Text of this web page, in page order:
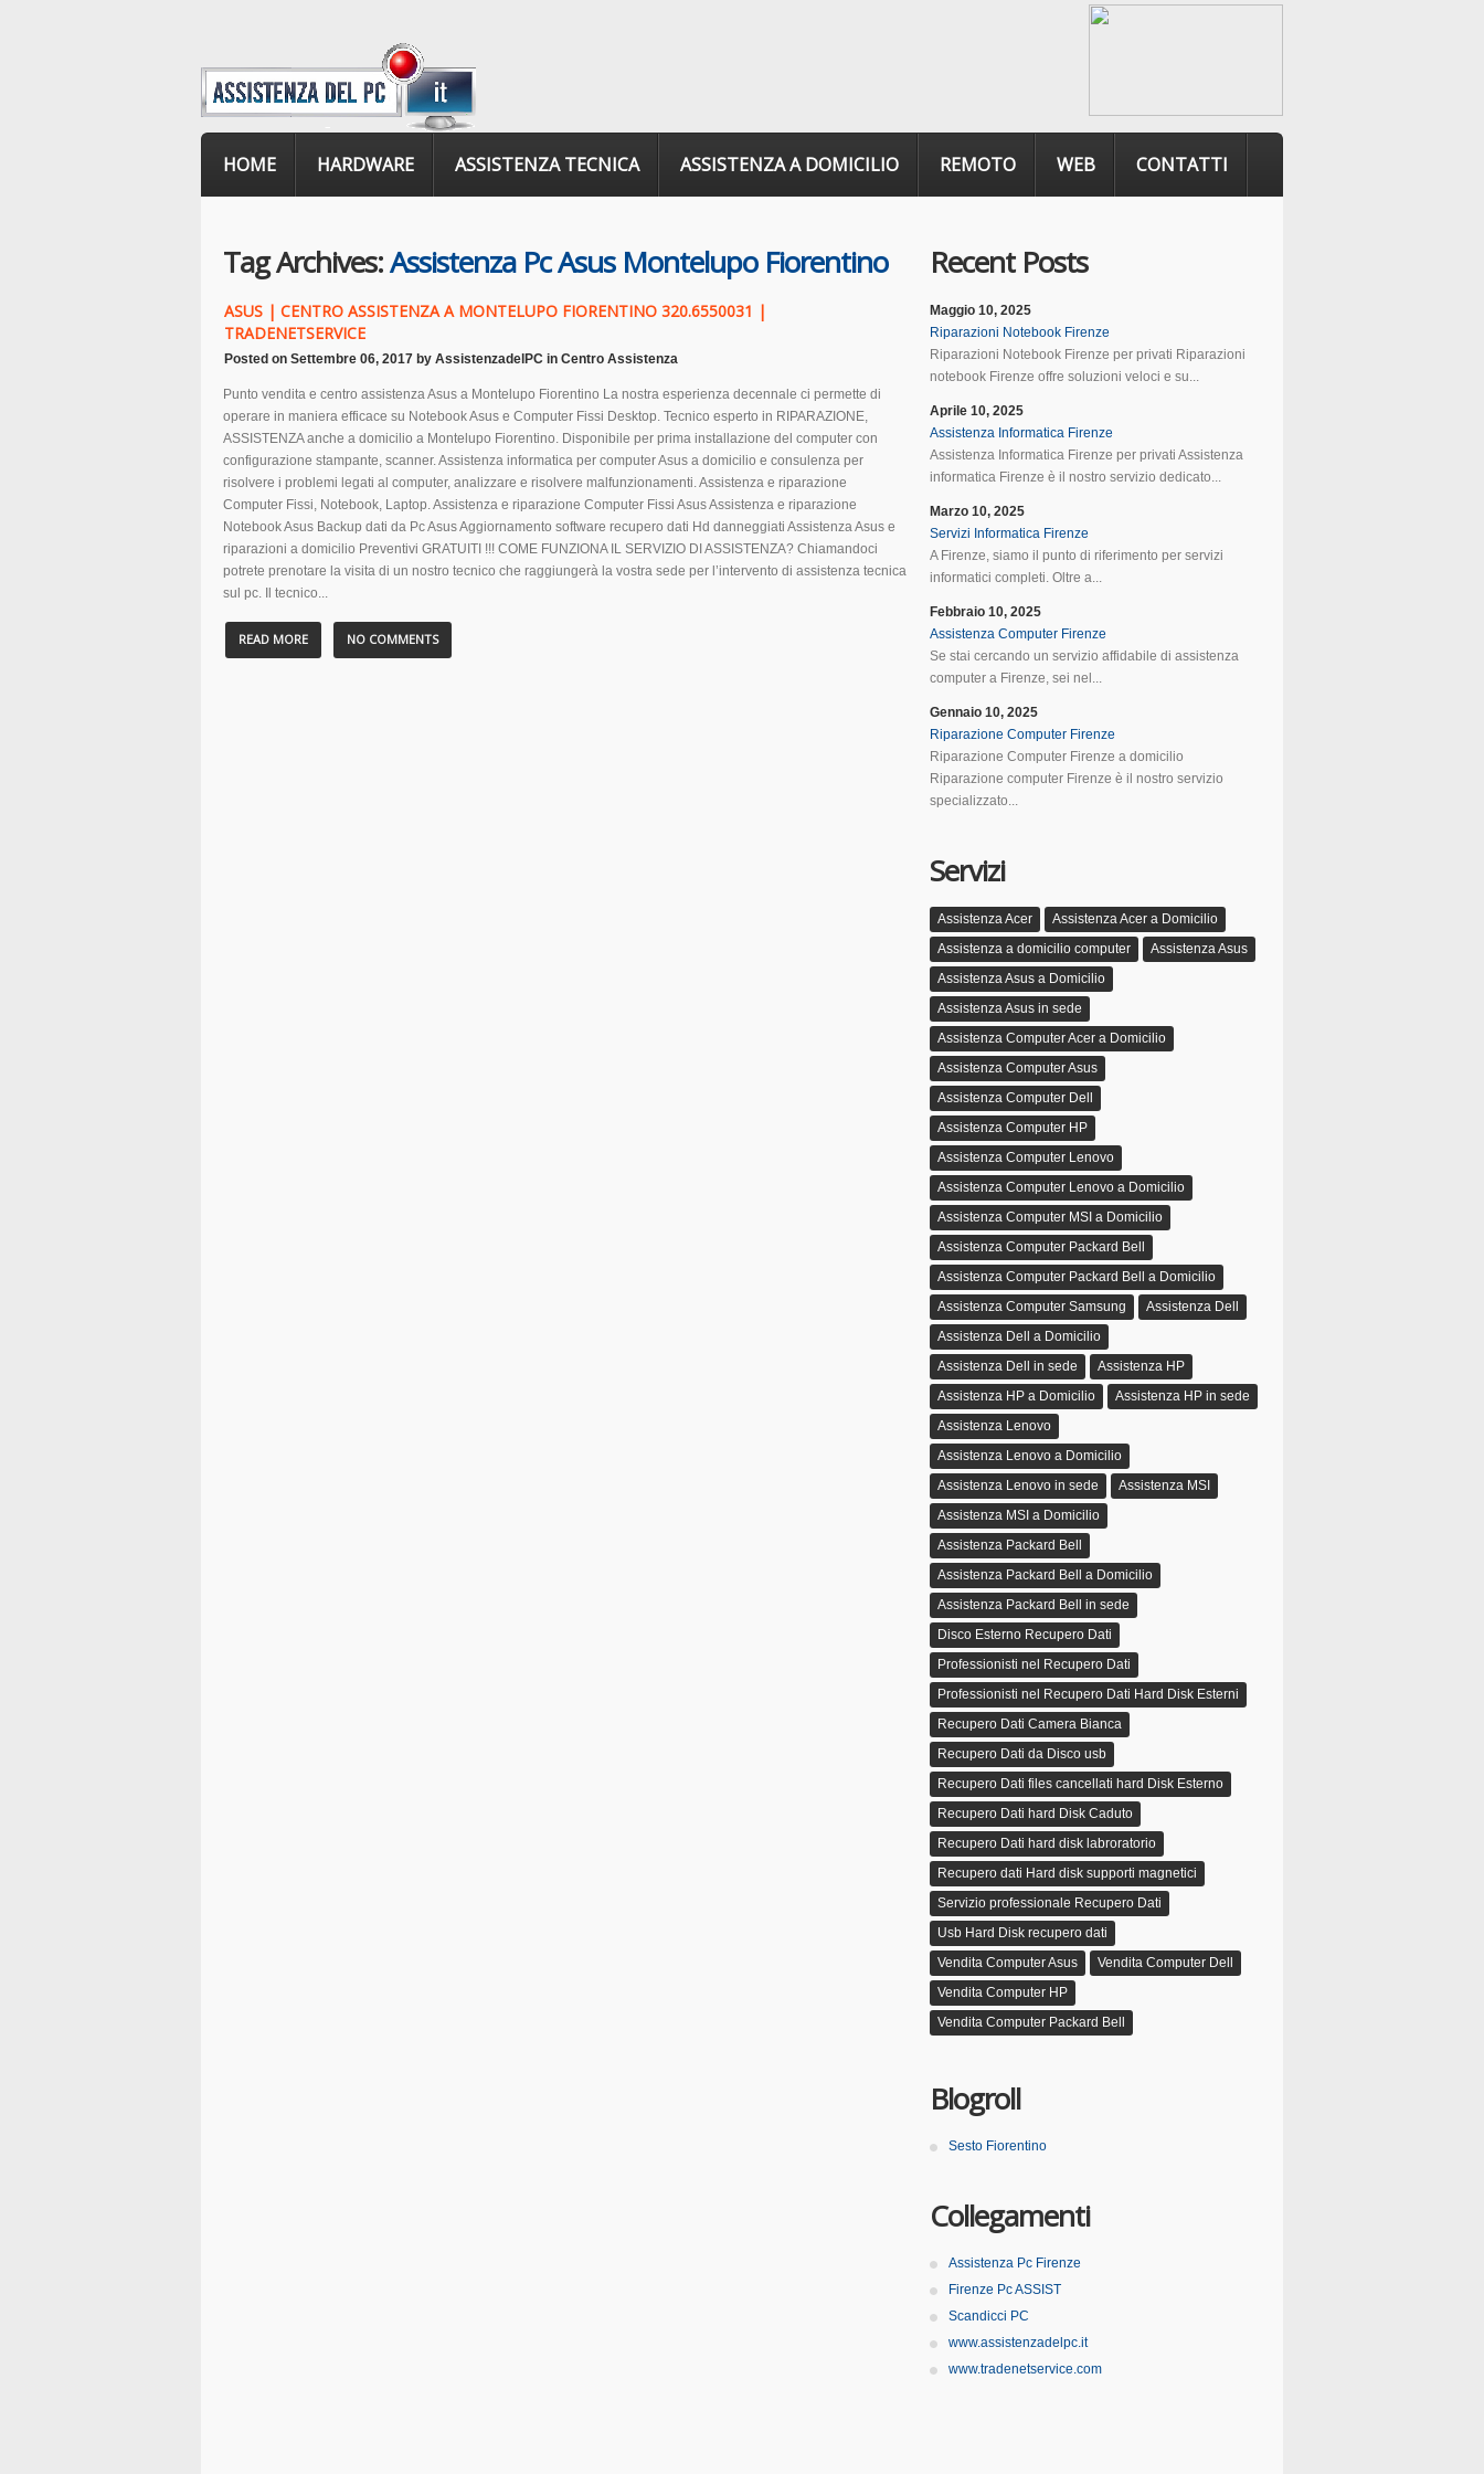
HOME HARDWARE ASSISTENZA TECNICA ASSISTENZA A DOMICILIO REMOTO WEB CONTATTI
Tag Archives:Assistenza Pc Asus Montelupo Fiorentino
ASUS | CENTRO ASSISTENZA A MONTELUPO FIORENTINO 320.6550031 |
TRADENETSERVICE
Posted on Settembre 06, 2017 by AssistenzadelPC in Centro Assistenza
Punto vendita e centro assistenza Asus a Montelupo Fiorentino La nostra esperienza decennale ci permette di
operare in maniera efficace su Notebook Asus e Computer Fissi Desktop. Tecnico esperto in RIPARAZIONE,
ASSISTENZA anche a domicilio a Montelupo Fiorentino. Disponibile per prima installazione del computer con
configurazione stampante, scanner. Assistenza informatica per computer Asus a domicilio e consulenza per
risolvere i problemi legati al computer, analizzare e risolvere malfunzionamenti. Assistenza e riparazione
Computer Fissi, Notebook, Laptop. Assistenza e riparazione Computer Fissi Asus Assistenza e riparazione
Notebook Asus Backup dati da Pc Asus Aggiornamento software recupero dati Hd danneggiati Assistenza Asus e
riparazioni a domicilio Preventivi GRATUITI !!! COME FUNZIONA IL SERVIZIO DI ASSISTENZA? Chiamandoci
potrete prenotare la visita di un nostro tecnico che raggiungerà la vostra sede per l’intervento di assistenza tecnica
sul pc. Il tecnico...
READ MORE NO COMMENTS
Recent Posts
Maggio 10, 2025
Riparazioni Notebook Firenze
Riparazioni Notebook Firenze per privati Riparazioni
notebook Firenze offre soluzioni veloci e su...
Aprile 10, 2025
Assistenza Informatica Firenze
Assistenza Informatica Firenze per privati Assistenza
informatica Firenze è il nostro servizio dedicato...
Marzo 10, 2025
Servizi Informatica Firenze
A Firenze, siamo il punto di riferimento per servizi
informatici completi. Oltre a...
Febbraio 10, 2025
Assistenza Computer Firenze
Se stai cercando un servizio affidabile di assistenza
computer a Firenze, sei nel...
Gennaio 10, 2025
Riparazione Computer Firenze
Riparazione Computer Firenze a domicilio
Riparazione computer Firenze è il nostro servizio
specializzato...
Servizi
Assistenza Acer
Assistenza Acer a Domicilio
Assistenza a domicilio computer
Assistenza Asus
Assistenza Asus a Domicilio
Assistenza Asus in sede
Assistenza Computer Acer a Domicilio
Assistenza Computer Asus
Assistenza Computer Dell
Assistenza Computer HP
Assistenza Computer Lenovo
Assistenza Computer Lenovo a Domicilio
Assistenza Computer MSI a Domicilio
Assistenza Computer Packard Bell
Assistenza Computer Packard Bell a Domicilio
Assistenza Computer Samsung
Assistenza Dell
Assistenza Dell a Domicilio
Assistenza Dell in sede
Assistenza HP
Assistenza HP a Domicilio
Assistenza HP in sede
Assistenza Lenovo
Assistenza Lenovo a Domicilio
Assistenza Lenovo in sede
Assistenza MSI
Assistenza MSI a Domicilio
Assistenza Packard Bell
Assistenza Packard Bell a Domicilio
Assistenza Packard Bell in sede
Disco Esterno Recupero Dati
Professionisti nel Recupero Dati
Professionisti nel Recupero Dati Hard Disk Esterni
Recupero Dati Camera Bianca
Recupero Dati da Disco usb
Recupero Dati files cancellati hard Disk Esterno
Recupero Dati hard Disk Caduto
Recupero Dati hard disk labroratorio
Recupero dati Hard disk supporti magnetici
Servizio professionale Recupero Dati
Usb Hard Disk recupero dati
Vendita Computer Asus
Vendita Computer Dell
Vendita Computer HP
Vendita Computer Packard Bell
Blogroll
Sesto Fiorentino
Collegamenti
Assistenza Pc Firenze
Firenze Pc ASSIST
Scandicci PC
www.assistenzadelpc.it
www.tradenetservice.com